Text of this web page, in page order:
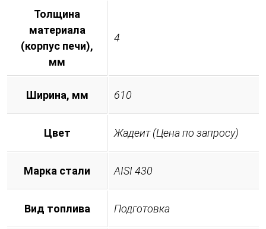
Толщина
материала
(корпус печи),
мм
4
Ширина, мм 610
Цвет Жадеит (Цена по запросу)
Марка стали AISI 430
Вид топлива Подготовка